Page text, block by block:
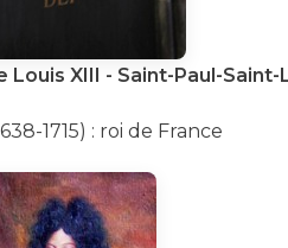
XIII - Saint-Paul-Saint-
1715) : roi de France